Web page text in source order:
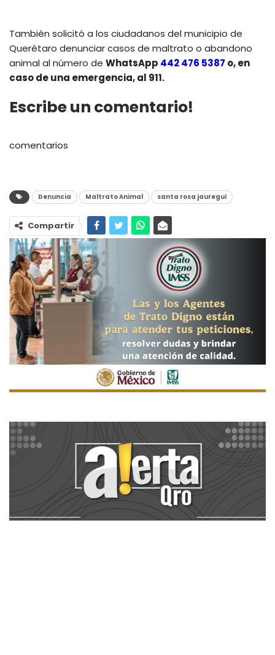
También solicitó a los ciudadanos del municipio de
Querétaro denunciar casos de maltrato o abandono
animal al número de WhatsApp 442 476 5387 o, en
caso de una emergencia, al 911.
Escribe un comentario!
comentarios
Denuncia Maltrato Animal santa rosa jauregui
Compartir